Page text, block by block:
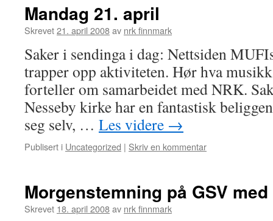
Mandag 21. april
Skrevet21. april 2008av nrk finnmark
Saker i sendinga i dag: Nettsiden
trapper opp aktiviteten. Hør hva
forteller om samarbeidet med NRK.
Nesseby kirke har en fantastisk
seg selv, … Les videre →
Publisert i Uncategorized | Skriv en kommentar
Morgenstemning på GSV
Skrevet 18. april 2008av nrk finnmark